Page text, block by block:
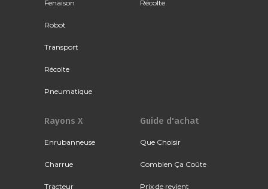
Fenaison
Robot
Transport
Récolte
Pneumatique
Récolte
Rayons X
Enrubanneuse
Charrue
Tracteur
Guide d'achat
Que Choisir
Combien Ça Coûte
Prix de revient